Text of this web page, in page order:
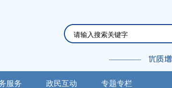
服务 政民互动 专题专栏